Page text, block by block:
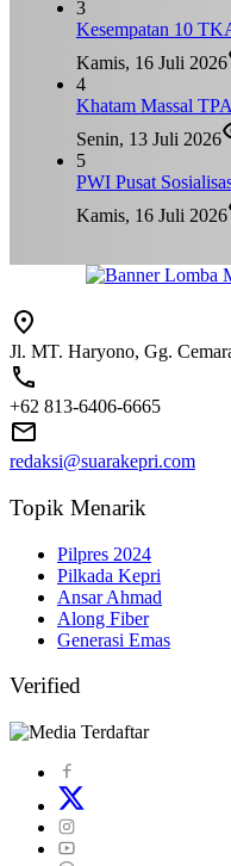
3
Kesempatan 10
Kamis, 16 Juli 2026
4
Khatam Massal
Senin, 13 Juli 2026
5
PWI Pusat
Kamis, 16 Juli 2026
Jl. MT. Haryono, Gg.
+62 813-6406-6665
redaksi@suarakepri.com
Topik Menarik
Pilpres 2024
Pilkada Kepri
Ansar Ahmad
Along Fiber
Generasi Emas
Verified